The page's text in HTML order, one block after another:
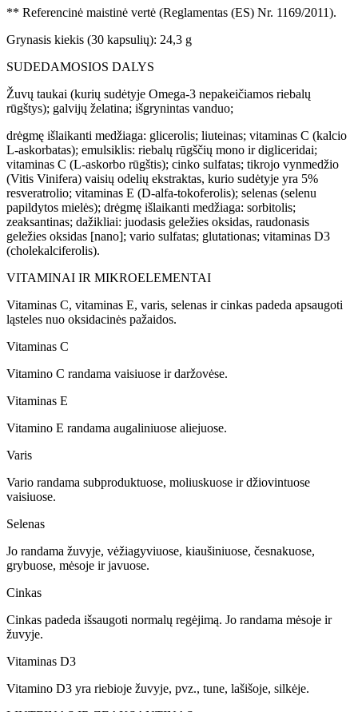
** Referencinė maistinė vertė (Reglamentas (ES) Nr. 1169/2011).
Grynasis kiekis (30 kapsulių): 24,3 g
SUDEDAMOSIOS DALYS
Žuvų taukai (kurių sudėtyje Omega-3 nepakeičiamos riebalų
rūgštys); galvijų želatina; išgrynintas vanduo;
drėgmę išlaikanti medžiaga: glicerolis; liuteinas; vitaminas C (kalcio
L-askorbatas); emulsiklis: riebalų rūgščių mono ir digliceridai;
vitaminas C (L-askorbo rūgštis); cinko sulfatas; tikrojo vynmedžio
(Vitis Vinifera) vaisių odelių ekstraktas, kurio sudėtyje yra 5%
resveratrolio; vitaminas E (D-alfa-tokoferolis); selenas (selenu
papildytos mielės); drėgmę išlaikanti medžiaga: sorbitolis;
zeaksantinas; dažikliai: juodasis geležies oksidas, raudonasis
geležies oksidas [nano]; vario sulfatas; glutationas; vitaminas D3
(cholekalciferolis).
VITAMINAI IR MIKROELEMENTAI
Vitaminas C, vitaminas E, varis, selenas ir cinkas padeda apsaugoti
ląsteles nuo oksidacinės pažaidos.
Vitaminas C
Vitamino C randama vaisiuose ir daržovėse.
Vitaminas E
Vitamino E randama augaliniuose aliejuose.
Varis
Vario randama subproduktuose, moliuskuose ir džiovintuose
vaisiuose.
Selenas
Jo randama žuvyje, vėžiagyviuose, kiaušiniuose, česnakuose,
grybuose, mėsoje ir javuose.
Cinkas
Cinkas padeda išsaugoti normalų regėjimą. Jo randama mėsoje ir
žuvyje.
Vitaminas D3
Vitamino D3 yra riebioje žuvyje, pvz., tune, lašišoje, silkėje.